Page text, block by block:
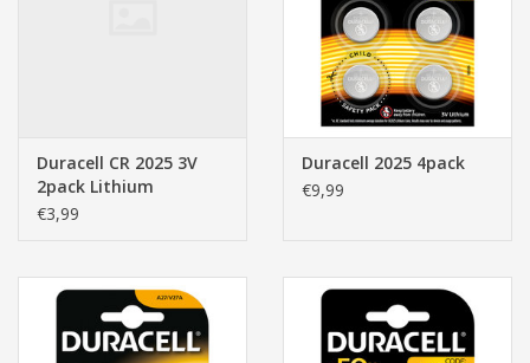
Duracell CR 2025 3V
2pack Lithium
knoopcel
€3,99
Duracell 2025 4pack
€9,99